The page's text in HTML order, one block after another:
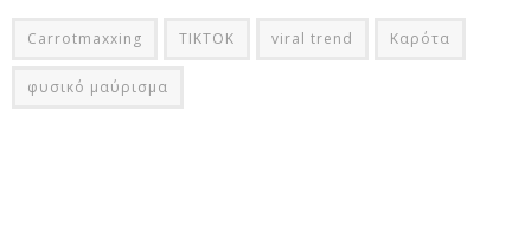
Carrotmaxxing TIKTOK viral trend Καρότα
φυσικό μαύρισμα